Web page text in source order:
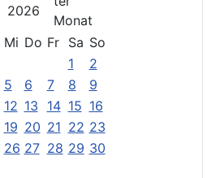
2026
Mi Do Fr Sa So
1
2
5 6 7 8
9
12 13 14 15 16
19 20 21 22 23
26 27 28 29 30